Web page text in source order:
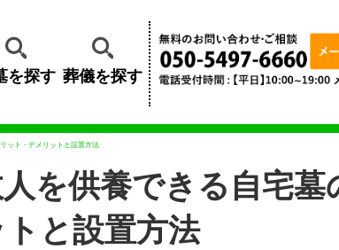
を探す 葬儀を探す
ット・デメリットと設置方法
を供養できる自宅墓
と設置方法